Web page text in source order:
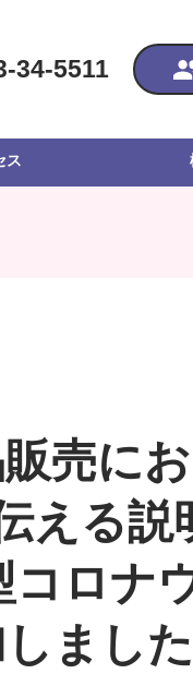
34-5511
ス
売に
える説
コロナ
ました